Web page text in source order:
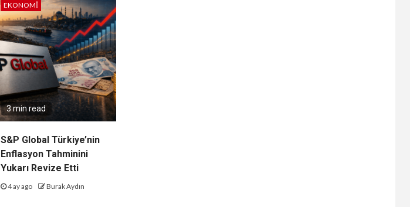
EKONOMI
3 min read
S&P Global Türkiye’nin
Enflasyon Tahminini
Yukarı Revize Etti
4 ay ago Burak Aydın